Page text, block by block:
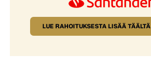
LUE RAHOITUKSESTA LISÄÄ TÄÄLTÄ